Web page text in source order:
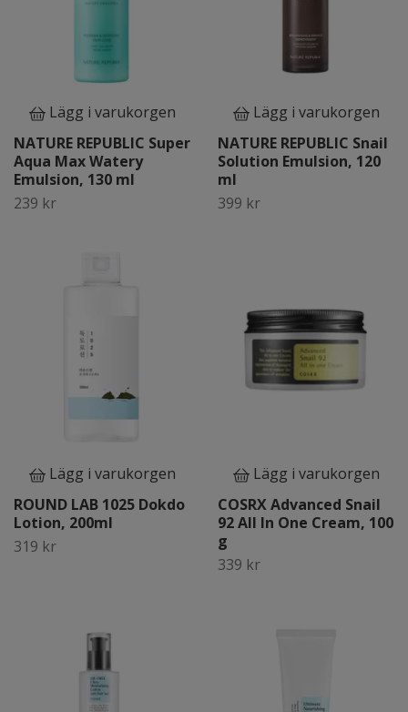
Lägg i varukorgen
NATURE REPUBLIC Super
Aqua Max Watery
Emulsion, 130 ml
239 kr
Lägg i varukorgen
NATURE REPUBLIC Snail
Solution Emulsion, 120
ml
399 kr
Lägg i varukorgen
ROUND LAB 1025 Dokdo
Lotion, 200ml
319 kr
Lägg i varukorgen
COSRX Advanced Snail
92 All In One Cream, 100
g
339 kr